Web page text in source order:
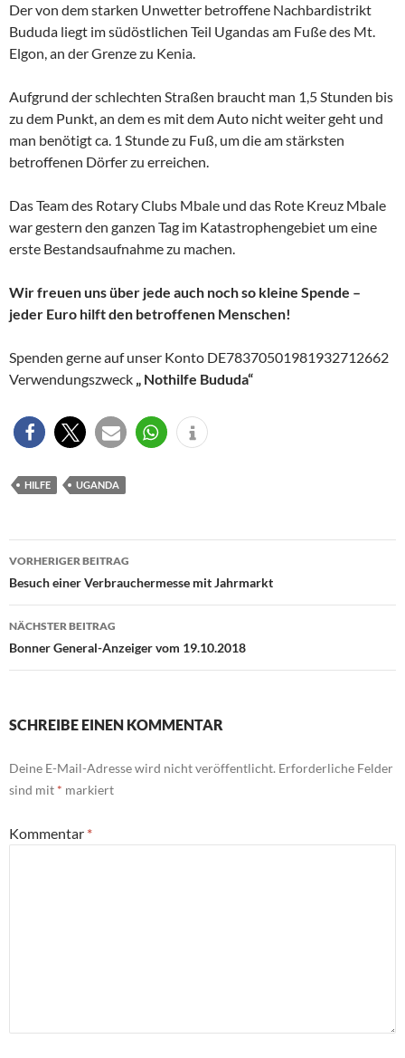
Der von dem starken Unwetter betroffene Nachbardistrikt
Bududa liegt im südöstlichen Teil Ugandas am Fuße des Mt.
Elgon, an der Grenze zu Kenia.
Aufgrund der schlechten Straßen braucht man 1,5 Stunden bis
zu dem Punkt, an dem es mit dem Auto nicht weiter geht und
man benötigt ca. 1 Stunde zu Fuß, um die am stärksten
betroffenen Dörfer zu erreichen.
Das Team des Rotary Clubs Mbale und das Rote Kreuz Mbale
war gestern den ganzen Tag im Katastrophengebiet um eine
erste Bestandsaufnahme zu machen.
Wir freuen uns über jede auch noch so kleine Spende –
jeder Euro hilft den betroffenen Menschen!
Spenden gerne auf unser Konto DE78370501981932712662
Verwendungszweck „ Nothilfe Bududa“
HILFE UGANDA
Beitragsnavigation
VORHERIGER BEITRAG
Besuch einer Verbrauchermesse mit Jahrmarkt
NÄCHSTER BEITRAG
Bonner General-Anzeiger vom 19.10.2018
SCHREIBE EINEN KOMMENTAR
Deine E-Mail-Adresse wird nicht veröffentlicht. Erforderliche Felder
sind mit * markiert
Kommentar *